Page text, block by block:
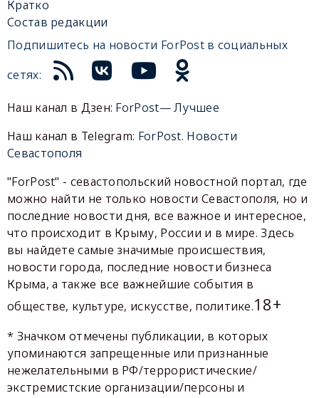
Кратко
Состав редакции
Подпишитесь на новости ForPost в социальных
сетях:
Наш канал в Дзен: ForPost— Лучшее
Наш канал в Telegram: ForPost. Новости
Севастополя
"ForPost" - севастопольский новостной портал, где
можно найти не только новости Севастополя, но и
последние новости дня, все важное и интересное,
что происходит в Крыму, России и в мире. Здесь
вы найдете самые значимые происшествия,
новости города, последние новости бизнеса
Крыма, а также все важнейшие события в
обществе, культуре, искусстве, политике.18+
* Значком отмечены публикации, в которых
упоминаются запрещенные или признанные
нежелательными в РФ/террористические/
экстремистские организации/персоны и